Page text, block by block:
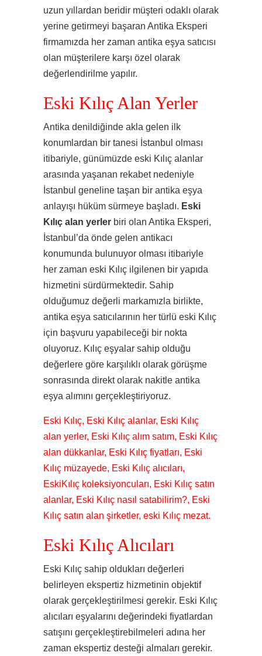
uzun yıllardan beridir müşteri odaklı olarak
yerine getirmeyi başaran Antika Eksperi
firmamızda her zaman antika eşya satıcısı
olan müşterilere karşı özel olarak
değerlendirilme yapılır.
Eski Kılıç Alan Yerler
Antika denildiğinde akla gelen ilk
konumlardan bir tanesi İstanbul olması
itibariyle, günümüzde eski Kılıç alanlar
arasında yaşanan rekabet nedeniyle
İstanbul geneline taşan bir antika eşya
anlayışı hüküm sürmeye başladı. Eski
Kılıç alan yerler biri olan Antika Eksperi,
İstanbul’da önde gelen antikacı
konumunda bulunuyor olması itibariyle
her zaman eski Kılıç ilgilenen bir yapıda
hizmetini sürdürmektedir. Sahip
olduğumuz değerli markamızla birlikte,
antika eşya satıcılarının her türlü eski Kılıç
için başvuru yapabileceği bir nokta
oluyoruz. Kılıç eşyalar sahip olduğu
değerlere göre karşılıklı olarak görüşme
sonrasında direkt olarak nakitle antika
eşya alımını gerçekleştiriyoruz.
Eski Kılıç, Eski Kılıç alanlar, Eski Kılıç
alan yerler, Eski Kılıç alım satım, Eski Kılıç
alan dükkanlar, Eski Kılıç fiyatları, Eski
Kılıç müzayede, Eski Kılıç alıcıları,
EskiKılıç koleksiyoncuları, Eski Kılıç satın
alanlar, Eski Kılıç nasıl satabilirim?, Eski
Kılıç satın alan şirketler, eski Kılıç mezat.
Eski Kılıç Alıcıları
Eski Kılıç sahip oldukları değerleri
belirleyen ekspertiz hizmetinin objektif
olarak gerçekleştirilmesi gerekir. Eski Kılıç
alıcıları eşyalarını değerindeki fiyatlardan
satışını gerçekleştirebilmeleri adına her
zaman ekspertiz desteği almaları gerekir.